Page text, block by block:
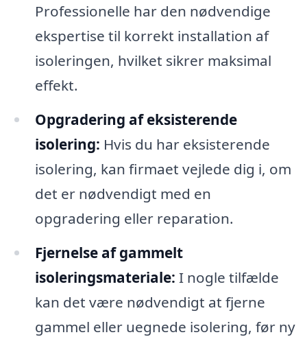
Professionelle har den nødvendige
ekspertise til korrekt installation af
isoleringen, hvilket sikrer maksimal
effekt.
Opgradering af eksisterende
isolering: Hvis du har eksisterende
isolering, kan firmaet vejlede dig i, om
det er nødvendigt med en
opgradering eller reparation.
Fjernelse af gammelt
isoleringsmateriale: I nogle tilfælde
kan det være nødvendigt at fjerne
gammel eller uegnede isolering, før ny